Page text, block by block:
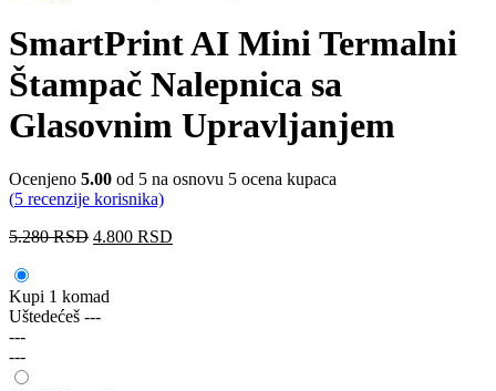
SmartPrint AI Mini Termalni
Štampač Nalepnica sa
Glasovnim Upravljanjem
Ocenjeno 5.00 od 5 na osnovu 5 ocena kupaca
(5 recenzije korisnika)
5.280RSD 4.800 RSD
Kupi 1 komad
Uštedećeš ---
---
---